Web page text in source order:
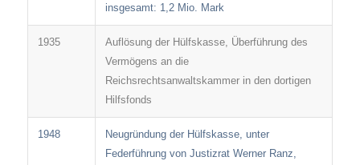
insgesamt: 1,2 Mio. Mark
1935
Auflösung der Hülfskasse, Überführung des
Vermögens an die
Reichsrechtsanwaltskammer in den dortigen
Hilfsfonds
1948
Neugründung der Hülfskasse, unter
Federführung von Justizrat Werner Ranz,